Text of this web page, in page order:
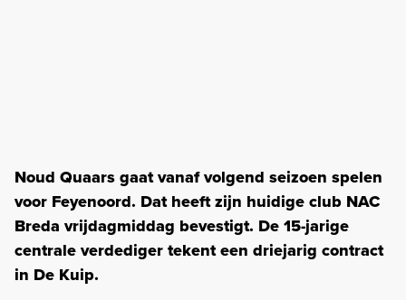
Noud Quaars gaat vanaf volgend seizoen spelen
voor Feyenoord. Dat heeft zijn huidige club NAC
Breda vrijdagmiddag bevestigt. De 15-jarige
centrale verdediger tekent een driejarig contract
in De Kuip.